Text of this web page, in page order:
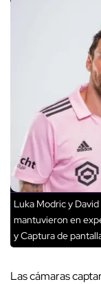
Luka Modric y
mantuvieron en
y Captura de
Las cámaras